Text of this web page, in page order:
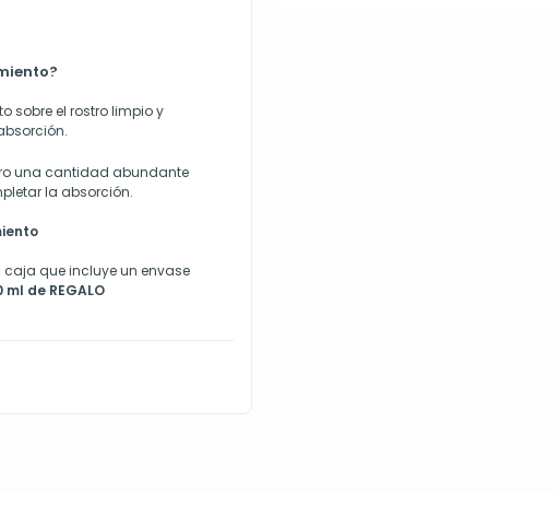
sobre el rostro limpio y
una cantidad abundante
la absorción.
que incluye un envase
de REGALO